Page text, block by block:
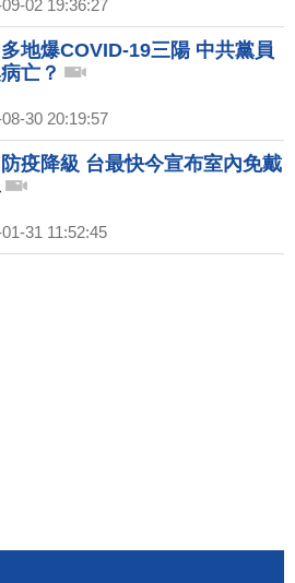
02 19:36:27
地爆COVID-19三陽 中共黨員
亡？
30 20:19:57
疫降級 台最快今宣布室內免戴
31 11:52:45